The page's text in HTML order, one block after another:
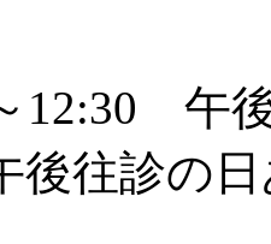
12:30 午
後往診の